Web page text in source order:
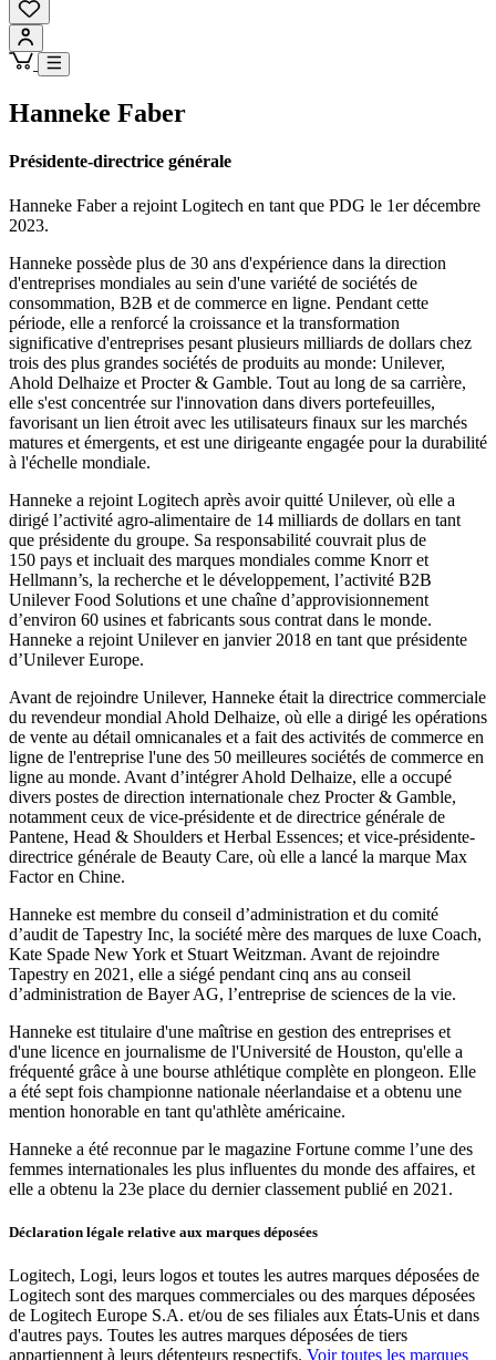
Hanneke Faber
Présidente-directrice générale
Hanneke Faber a rejoint Logitech en tant que PDG le 1er décembre
2023.
Hanneke possède plus de 30 ans d'expérience dans la direction
d'entreprises mondiales au sein d'une variété de sociétés de
consommation, B2B et de commerce en ligne. Pendant cette
période, elle a renforcé la croissance et la transformation
significative d'entreprises pesant plusieurs milliards de dollars chez
trois des plus grandes sociétés de produits au monde: Unilever,
Ahold Delhaize et Procter & Gamble. Tout au long de sa carrière,
elle s'est concentrée sur l'innovation dans divers portefeuilles,
favorisant un lien étroit avec les utilisateurs finaux sur les marchés
matures et émergents, et est une dirigeante engagée pour la durabilité
à l'échelle mondiale.
Hanneke a rejoint Logitech après avoir quitté Unilever, où elle a
dirigé l’activité agro-alimentaire de 14 milliards de dollars en tant
que présidente du groupe. Sa responsabilité couvrait plus de
150 pays et incluait des marques mondiales comme Knorr et
Hellmann’s, la recherche et le développement, l’activité B2B
Unilever Food Solutions et une chaîne d’approvisionnement
d’environ 60 usines et fabricants sous contrat dans le monde.
Hanneke a rejoint Unilever en janvier 2018 en tant que présidente
d’Unilever Europe.
Avant de rejoindre Unilever, Hanneke était la directrice commerciale
du revendeur mondial Ahold Delhaize, où elle a dirigé les opérations
de vente au détail omnicanales et a fait des activités de commerce en
ligne de l'entreprise l'une des 50 meilleures sociétés de commerce en
ligne au monde. Avant d’intégrer Ahold Delhaize, elle a occupé
divers postes de direction internationale chez Procter & Gamble,
notamment ceux de vice-présidente et de directrice générale de
Pantene, Head & Shoulders et Herbal Essences; et vice-présidente-
directrice générale de Beauty Care, où elle a lancé la marque Max
Factor en Chine.
Hanneke est membre du conseil d’administration et du comité
d’audit de Tapestry Inc, la société mère des marques de luxe Coach,
Kate Spade New York et Stuart Weitzman. Avant de rejoindre
Tapestry en 2021, elle a siégé pendant cinq ans au conseil
d’administration de Bayer AG, l’entreprise de sciences de la vie.
Hanneke est titulaire d'une maîtrise en gestion des entreprises et
d'une licence en journalisme de l'Université de Houston, qu'elle a
fréquenté grâce à une bourse athlétique complète en plongeon. Elle
a été sept fois championne nationale néerlandaise et a obtenu une
mention honorable en tant qu'athlète américaine.
Hanneke a été reconnue par le magazine Fortune comme l’une des
femmes internationales les plus influentes du monde des affaires, et
elle a obtenu la 23e place du dernier classement publié en 2021.
Déclaration légale relative aux marques déposées
Logitech, Logi, leurs logos et toutes les autres marques déposées de
Logitech sont des marques commerciales ou des marques déposées
de Logitech Europe S.A. et/ou de ses filiales aux États-Unis et dans
d'autres pays. Toutes les autres marques déposées de tiers
appartiennent à leurs détenteurs respectifs. Voir toutes les marques